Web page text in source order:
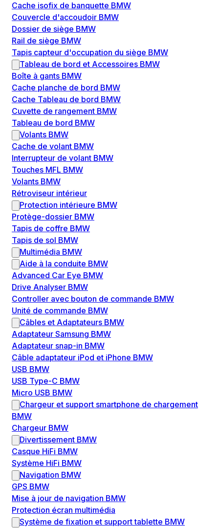
Cache isofix de banquette BMW
Couvercle d'accoudoir BMW
Dossier de siège BMW
Rail de siège BMW
Tapis capteur d'occupation du siège BMW
Tableau de bord et Accessoires BMW
Boîte à gants BMW
Cache planche de bord BMW
Cache Tableau de bord BMW
Cuvette de rangement BMW
Tableau de bord BMW
Volants BMW
Cache de volant BMW
Interrupteur de volant BMW
Touches MFL BMW
Volants BMW
Rétroviseur intérieur
Protection intérieure BMW
Protège-dossier BMW
Tapis de coffre BMW
Tapis de sol BMW
Multimédia BMW
Aide à la conduite BMW
Advanced Car Eye BMW
Drive Analyser BMW
Controller avec bouton de commande BMW
Unité de commande BMW
Câbles et Adaptateurs BMW
Adaptateur Samsung BMW
Adaptateur snap-in BMW
Câble adaptateur iPod et iPhone BMW
USB BMW
USB Type-C BMW
Micro USB BMW
Chargeur et support smartphone de chargement
BMW
Chargeur BMW
Divertissement BMW
Casque HiFi BMW
Système HiFi BMW
Navigation BMW
GPS BMW
Mise à jour de navigation BMW
Protection écran multimédia
Système de fixation et support tablette BMW